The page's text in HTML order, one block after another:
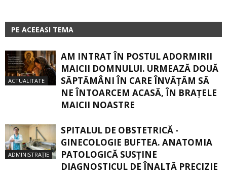
PE ACEEASI TEMA
ACTUALITATE
AM INTRAT ÎN POSTUL ADORMIRII
MAICII DOMNULUI. URMEAZĂ DOUĂ
SĂPTĂMÂNI ÎN CARE ÎNVĂŢĂM SĂ
NE ÎNTOARCEM ACASĂ, ÎN BRAŢELE
MAICII NOASTRE
ADMINISTRAȚIE
SPITALUL DE OBSTETRICĂ -
GINECOLOGIE BUFTEA. ANATOMIA
PATOLOGICĂ SUSŢINE
DIAGNOSTICUL DE ÎNALTĂ PRECIZIE